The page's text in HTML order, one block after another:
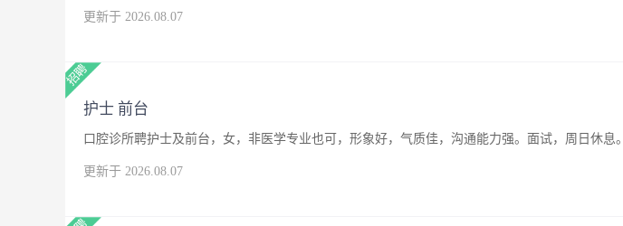
更新于 2026.08.07
护士 前台
口腔诊所聘护士及前台，女，非医学专业也可，形象好，气质佳，沟通能力强。面试，周日休息。
更新于 2026.08.07